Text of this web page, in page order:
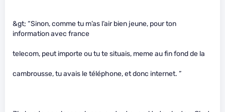
&gt; “Sinon, comme tu m’as l’air bien jeune, pour ton
information avec france
telecom, peut importe ou tu te situais, meme au fin fond de la
cambrousse, tu avais le téléphone, et donc internet. ”